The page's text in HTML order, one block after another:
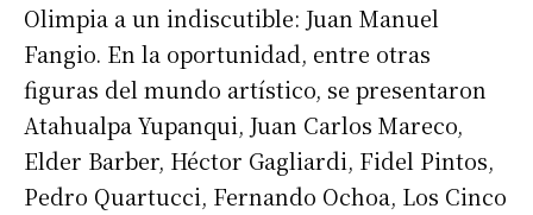
Olimpia a un indiscutible: Juan Manuel
Fangio. En la oportunidad, entre otras
figuras del mundo artístico, se presentaron
Atahualpa Yupanqui, Juan Carlos Mareco,
Elder Barber, Héctor Gagliardi, Fidel Pintos,
Pedro Quartucci, Fernando Ochoa, Los Cinco